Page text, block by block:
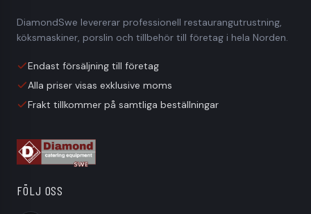
Hur lång är leveranstiden?
Har ni reservdelar till alla era maskiner?
DiamondSwe levererar professionell restaurangutrustning,
köksmaskiner, porslin och tillbehör till företag i hela Norden.
Endast försäljning till företag
Alla priser visas exklusive moms
Frakt tillkommer på samtliga beställningar
FÖLJ OSS